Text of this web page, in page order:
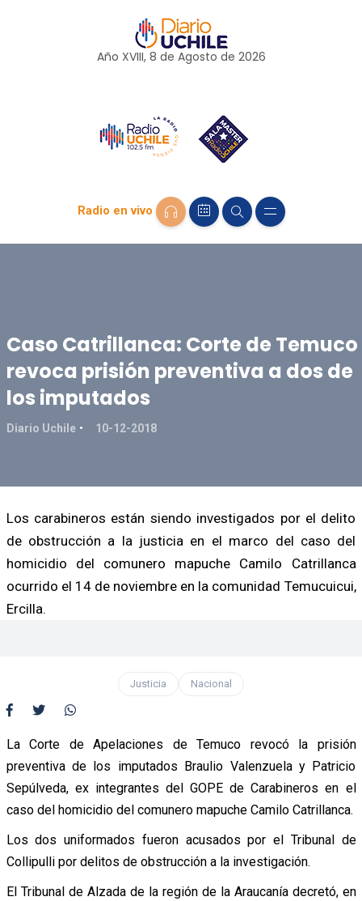
Año XVIII, 8 de Agosto de 2026
Radio en vivo
Caso Catrillanca: Corte de Temuco
revoca prisión preventiva a dos de
los imputados
Diario Uchile 10-12-2018
Los carabineros están siendo investigados por el delito
de obstrucción a la justicia en el marco del caso del
homicidio del comunero mapuche Camilo Catrillanca
ocurrido el 14 de noviembre en la comunidad Temucuicui,
Ercilla.
Justicia Nacional
La Corte de Apelaciones de Temuco revocó la prisión
preventiva de los imputados Braulio Valenzuela y Patricio
Sepúlveda, ex integrantes del GOPE de Carabineros en el
caso del homicidio del comunero mapuche Camilo Catrillanca.
Los dos uniformados fueron acusados por el Tribunal de
Collipulli por delitos de obstrucción a la investigación.
El Tribunal de Alzada de la región de la Araucanía decretó, en